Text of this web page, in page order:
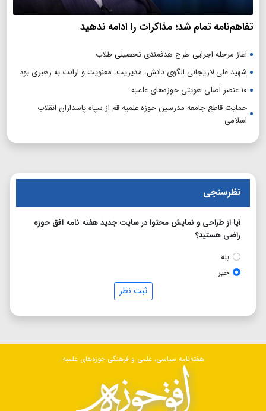
تفاهم‌نامه تمام شد؛ مذاکرات را ادامه ندهید
آغاز مرحله اجرایی طرح هدفمندی تحصیلی طلاب
شهید علی لاریجانی الگوی دانش، مدیریت، معنویت و ارادت به رهبری بود
۱۰ عنصر اصلی هویتی حوزه‌های علمیه
حمایت قاطع جامعه مدرسین حوزه علمیه قم از سپاه پاسداران انقلاب
اسلامی
نظرسنجی
آیا از طراحی و نمایش محتوا در سایت جدید هفته نامه افق حوزه
راضی هستید؟
بله
خیر
ثبت نظر
هفته‌نامه سیاسی، علمی و فرهنگی حوزه‌های علمیه